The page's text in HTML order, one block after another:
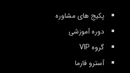
از این سنگ استفاده کنید.
پکیج های مشاوره
دوره آموزشی
گروه VIP
آسترو فارما